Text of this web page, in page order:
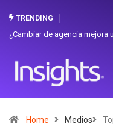
TRENDING
de agencia mejora una
Home Medios